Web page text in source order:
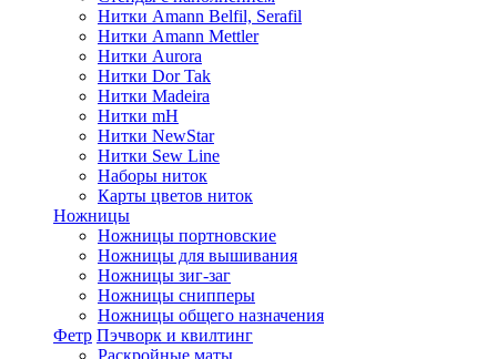
Нитки Amann Belfil, Serafil
Нитки Amann Mettler
Нитки Aurora
Нитки Dor Tak
Нитки Madeira
Нитки mH
Нитки NewStar
Нитки Sew Line
Наборы ниток
Карты цветов ниток
Ножницы
Ножницы портновские
Ножницы для вышивания
Ножницы зиг-заг
Ножницы снипперы
Ножницы общего назначения
Фетр Пэчворк и квилтинг
Раскройные маты